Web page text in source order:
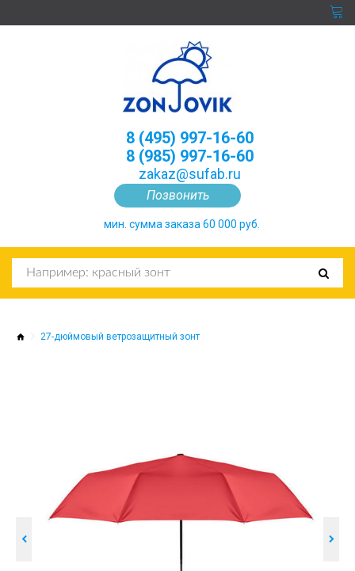
Позвонить
8 (495) 997-16-60
8 (985) 997-16-60
zakaz@sufab.ru
мин. сумма заказа 60 000 руб.
27-дюймовый ветрозащитный зонт